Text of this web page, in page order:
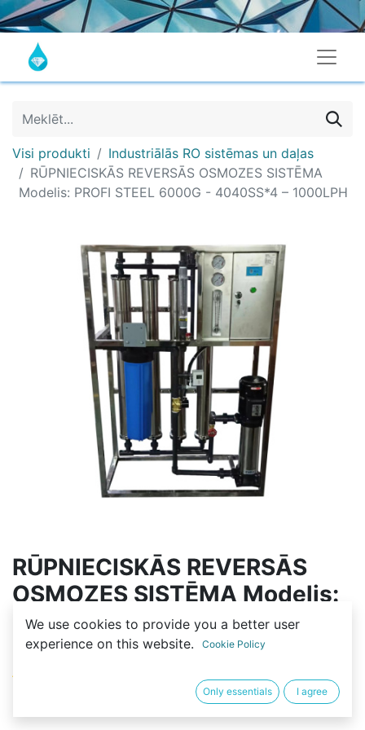
Visi produkti
Industriālās RO sistēmas un daļas
RŪPNIECISKĀS REVERSĀS OSMOZES SISTĒMA
Modelis: PROFI STEEL 6000G - 4040SS*4 – 1000LPH
RŪPNIECISKĀS REVERSĀS
OSMOZES SISTĒMA Modelis:
PROFI STEEL 6000G -
4040SS*4 – 1000LPH
We use cookies to provide you a better user
experience on this website.
Cookie Policy
Only essentials I agree